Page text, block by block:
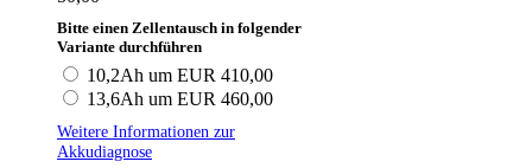
Bitte einen Zellentausch in folgender
Variante durchführen
10,2Ah um EUR 410,00
13,6Ah um EUR 460,00
Weitere Informationen zur
Akkudiagnose